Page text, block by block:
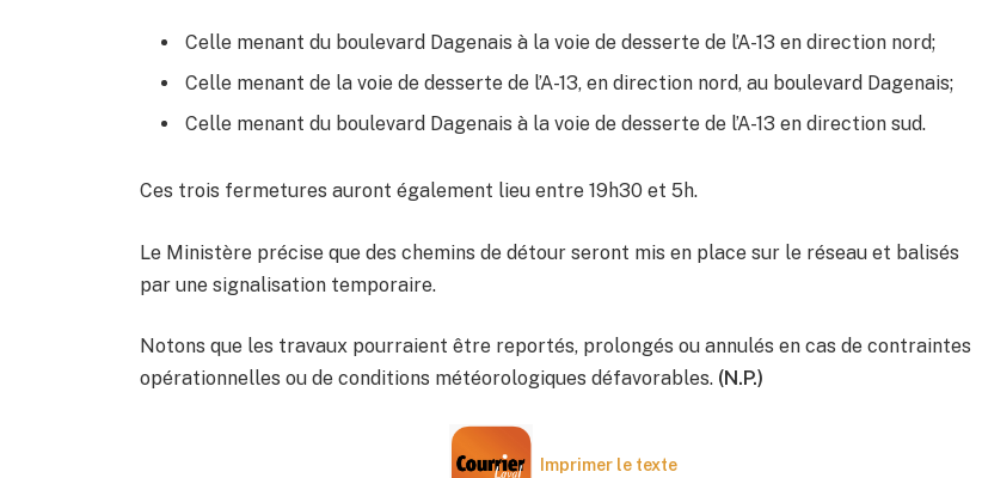
Celle menant du boulevard Dagenais à la voie de desserte de l’A-13 en direction nord;
Celle menant de la voie de desserte de l’A-13, en direction nord, au boulevard Dagenais;
Celle menant du boulevard Dagenais à la voie de desserte de l’A-13 en direction sud.
Ces trois fermetures auront également lieu entre 19h30 et 5h.
Le Ministère précise que des chemins de détour seront mis en place sur le réseau et balisés
par une signalisation temporaire.
Notons que les travaux pourraient être reportés, prolongés ou annulés en cas de contraintes
opérationnelles ou de conditions météorologiques défavorables. (N.P.)
Imprimer le texte